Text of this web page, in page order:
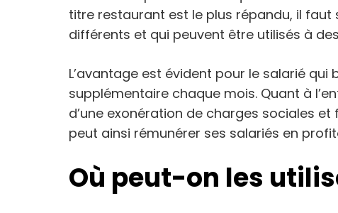
titre restaurant est le plus répandu, il faut
différents et qui peuvent être utilisés à
L’avantage est évident pour le salarié qui
supplémentaire chaque mois. Quant à
d’une exonération de charges sociales
peut ainsi rémunérer ses salariés en
Où peut-on les